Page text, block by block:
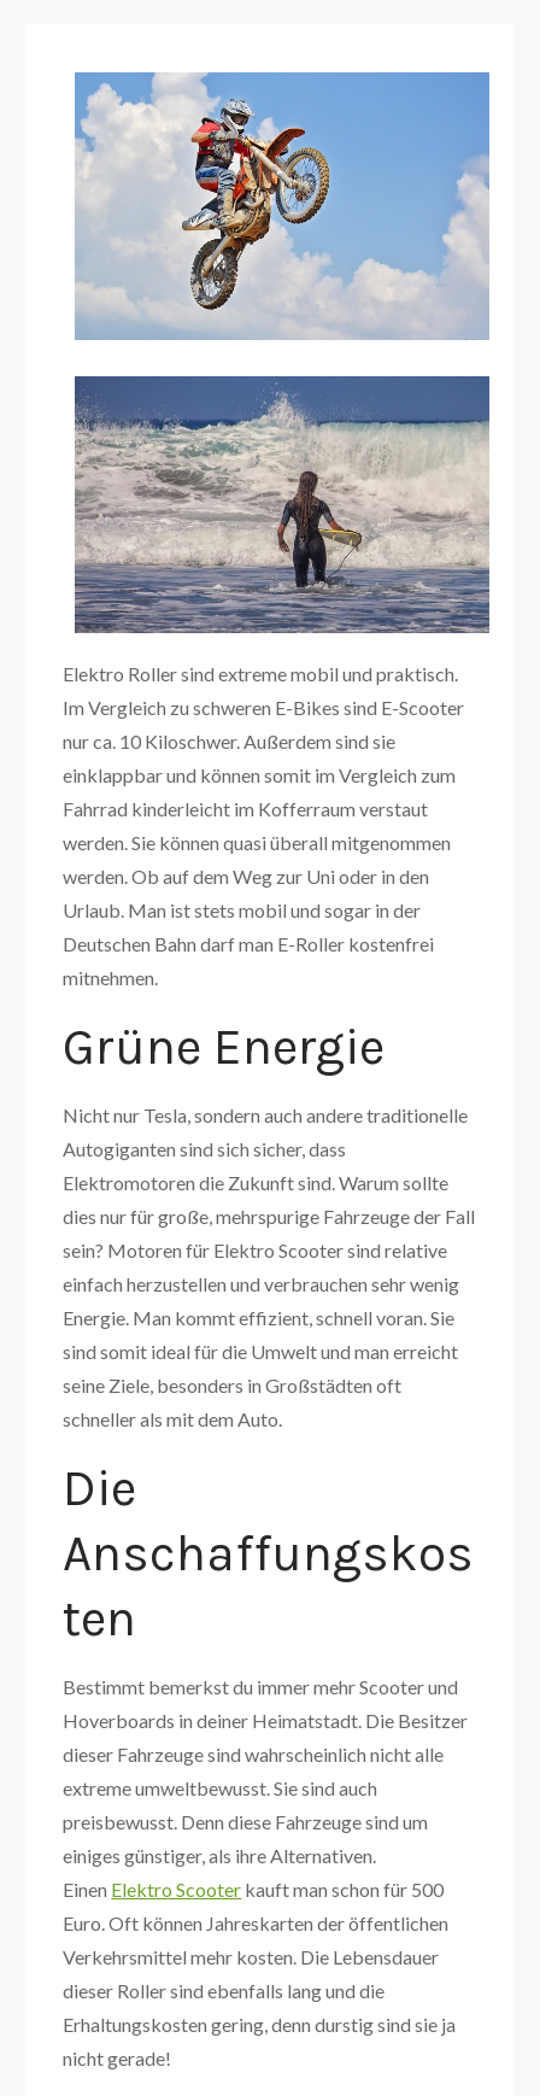
Elektro Roller sind extreme mobil und praktisch.
Im Vergleich zu schweren E-Bikes sind E-Scooter
nur ca. 10 Kiloschwer. Außerdem sind sie
einklappbar und können somit im Vergleich zum
Fahrrad kinderleicht im Kofferraum verstaut
werden. Sie können quasi überall mitgenommen
werden. Ob auf dem Weg zur Uni oder in den
Urlaub. Man ist stets mobil und sogar in der
Deutschen Bahn darf man E-Roller kostenfrei
mitnehmen.
Grüne Energie
Nicht nur Tesla, sondern auch andere traditionelle
Autogiganten sind sich sicher, dass
Elektromotoren die Zukunft sind. Warum sollte
dies nur für große, mehrspurige Fahrzeuge der Fall
sein? Motoren für Elektro Scooter sind relative
einfach herzustellen und verbrauchen sehr wenig
Energie. Man kommt effizient, schnell voran. Sie
sind somit ideal für die Umwelt und man erreicht
seine Ziele, besonders in Großstädten oft
schneller als mit dem Auto.
Die
Anschaffungskos
ten
Bestimmt bemerkst du immer mehr Scooter und
Hoverboards in deiner Heimatstadt. Die Besitzer
dieser Fahrzeuge sind wahrscheinlich nicht alle
extreme umweltbewusst. Sie sind auch
preisbewusst. Denn diese Fahrzeuge sind um
einiges günstiger, als ihre Alternativen.
Einen Elektro Scooter kauft man schon für 500
Euro. Oft können Jahreskarten der öffentlichen
Verkehrsmittel mehr kosten. Die Lebensdauer
dieser Roller sind ebenfalls lang und die
Erhaltungskosten gering, denn durstig sind sie ja
nicht gerade!